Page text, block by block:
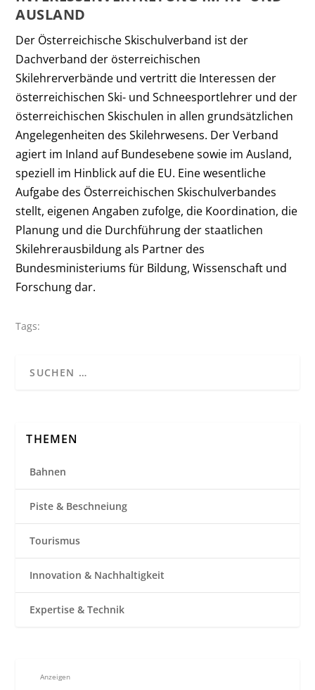
AUSLAND
Der Österreichische Skischulverband ist der
Dachverband der österreichischen
Skilehrerverbände und vertritt die Interessen der
österreichischen Ski- und Schneesportlehrer und der
österreichischen Skischulen in allen grundsätzlichen
Angelegenheiten des Skilehrwesens. Der Verband
agiert im Inland auf Bundesebene sowie im Ausland,
speziell im Hinblick auf die EU. Eine wesentliche
Aufgabe des Österreichischen Skischulverbandes
stellt, eigenen Angaben zufolge, die Koordination, die
Planung und die Durchführung der staatlichen
Skilehrerausbildung als Partner des
Bundesministeriums für Bildung, Wissenschaft und
Forschung dar.
Tags:
THEMEN
Bahnen
Piste & Beschneiung
Tourismus
Innovation & Nachhaltigkeit
Expertise & Technik
Anzeigen